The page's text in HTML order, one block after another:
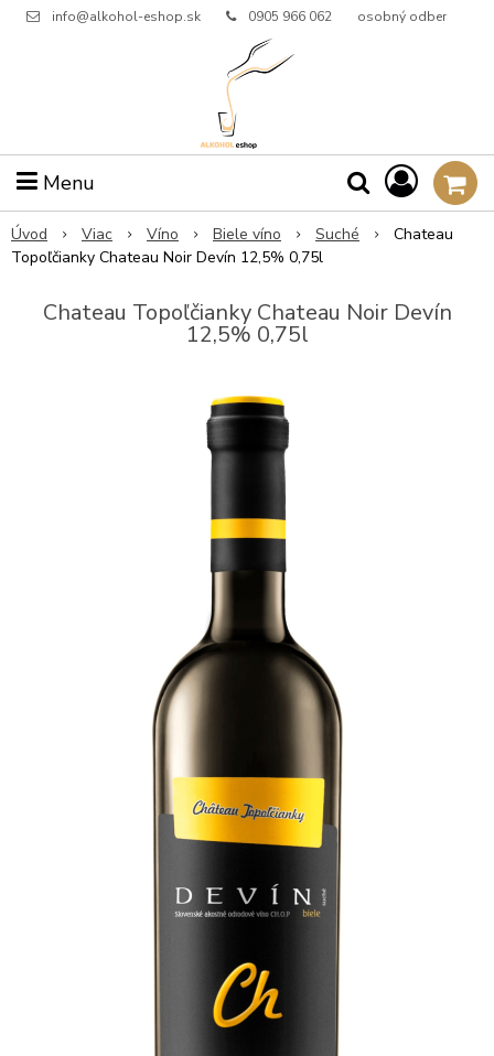
info@alkohol-eshop.sk 0905 966 062 osobný odber
Menu
Úvod Viac Víno Biele víno Suché
Chateau
Topoľčianky Chateau Noir Devín 12,5% 0,75l
Chateau Topoľčianky Chateau Noir Devín
12,5% 0,75l